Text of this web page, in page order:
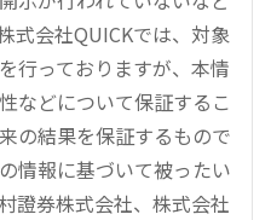
式会社QUICKでは、対象
行っておりますが、本情
などについて保証するこ
の結果を保証するもので
情報に基づいて被ったい
證券株式会社、株式会社